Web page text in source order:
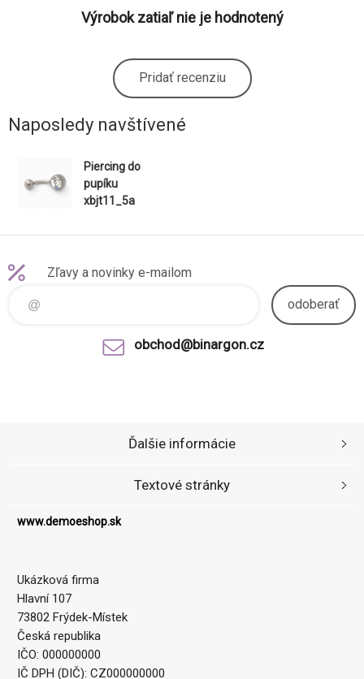
Výrobok zatiaľ nie je hodnotený
Pridať recenziu
Naposledy navštívené
Piercing do
pupíku
xbjt11_5a
Zľavy a novinky e-mailom
odoberať
obchod@binargon.cz
www.demoeshop.sk
Ukázková firma
Hlavní 107
73802 Frýdek-Místek
Česká republika
IČO: 000000000
IČ DPH (DIČ): CZ000000000
Ďalšie informácie
Textové stránky